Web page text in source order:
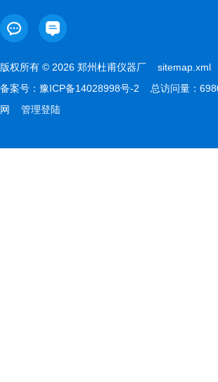
版权所有 © 2026 郑州杜甫仪器厂 sitemap.xml
备案号： 豫ICP备14028998号-2 总访问量：
网
管理登陆